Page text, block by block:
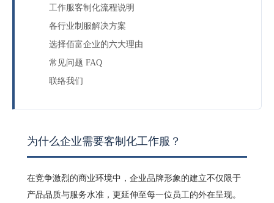
工作服客制化流程说明
各行业制服解决方案
选择佰富企业的六大理由
常见问题 FAQ
联络我们
为什么企业需要客制化工作服？
在竞争激烈的商业环境中，企业品牌形象的建立不仅限于
产品品质与服务水准，更延伸至每一位员工的外在呈现。